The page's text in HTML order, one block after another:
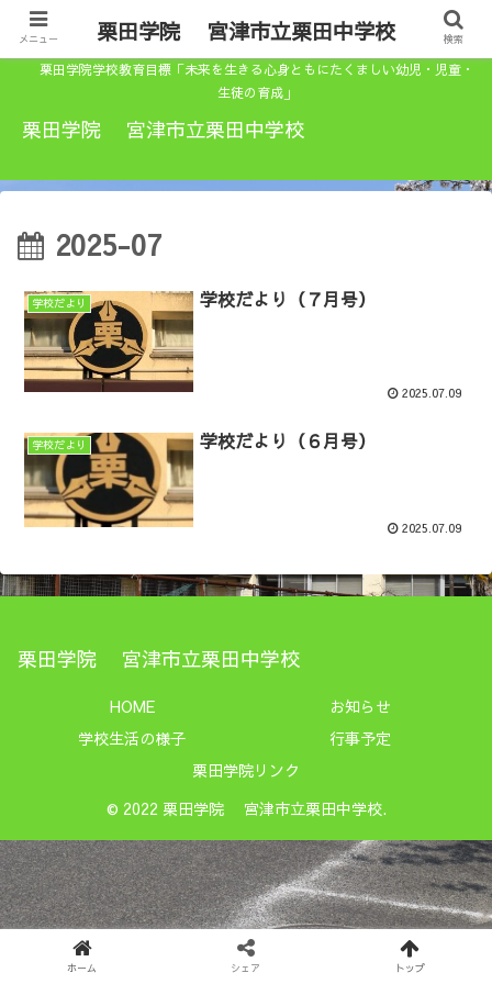
栗田学院学校教育目標「未来を生きる心身ともにたくましい幼児・児童・
生徒の育成」
栗田学院 宮津市立栗田中学校
2025-07
学校だより 学校だより（７月号）
2025.07.09
学校だより 学校だより（６月号）
2025.07.09
栗田学院 宮津市立栗田中学校
HOME
お知らせ
学校生活の様子
行事予定
栗田学院リンク
© 2022 栗田学院 宮津市立栗田中学校.
メニュー 栗田学院 宮津市立栗田中学校 検索
ホーム シェア トップ